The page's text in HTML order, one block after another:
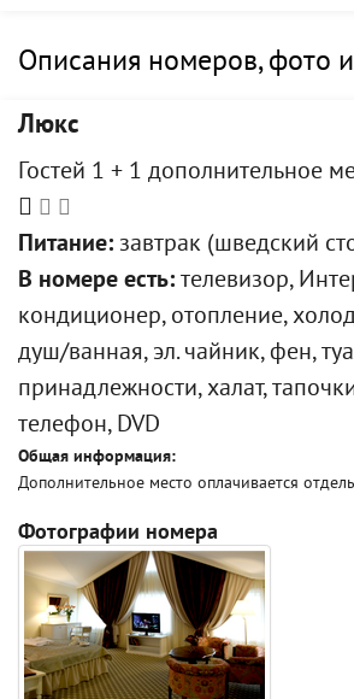
Описания номеров, фото
Люкс
Гостей 1 + 1 дополнительное
Питание: завтрак (шведский
В номере есть: телевизор,
кондиционер, отопление,
душ/ванная, эл. чайник, фен,
принадлежности, халат,
телефон, DVD
Общая информация:
Дополнительное место оплачивается
Фотографии номера